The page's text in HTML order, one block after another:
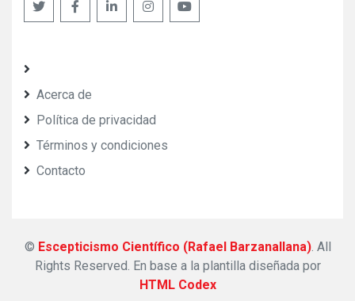
Acerca de
Política de privacidad
Términos y condiciones
Contacto
© Escepticismo Científico (Rafael Barzanallana). All
Rights Reserved. En base a la plantilla diseñada por
HTML Codex